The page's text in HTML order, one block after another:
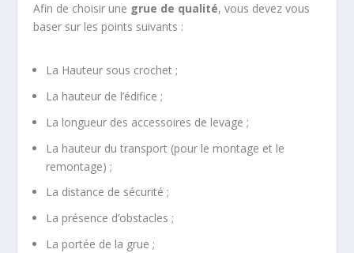
Afin de choisir une grue de qualité, vous devez vous
baser sur les points suivants :
La Hauteur sous crochet ;
La hauteur de l’édifice ;
La longueur des accessoires de levage ;
La hauteur du transport (pour le montage et le
remontage) ;
La distance de sécurité ;
La présence d’obstacles ;
La portée de la grue ;